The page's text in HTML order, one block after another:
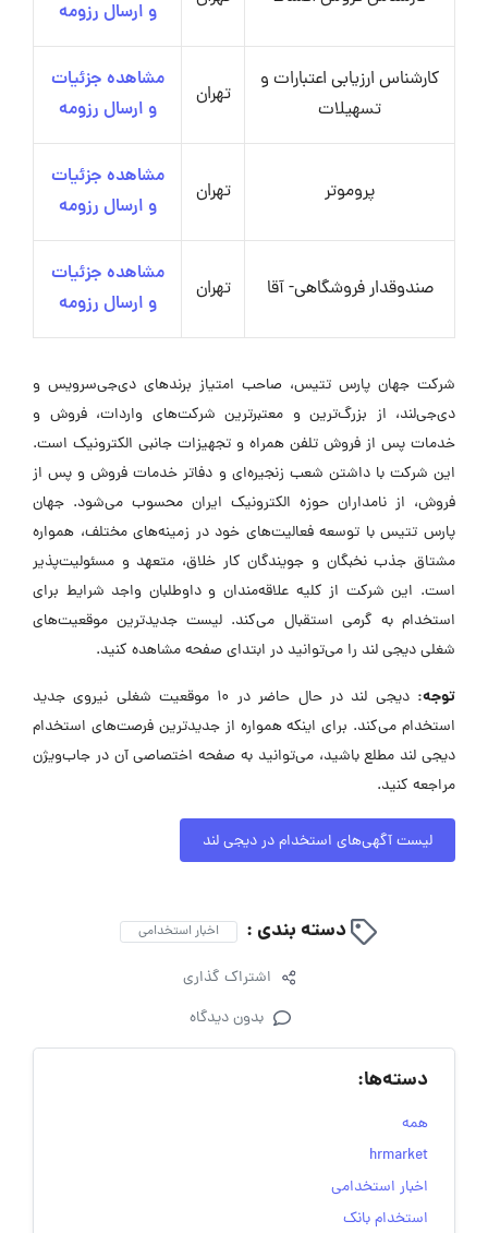
و ارسال رزومه
کارشناس ارزیابی اعتبارات و
تسهیلات
تهران
مشاهده جزئیات
و ارسال رزومه
پروموتر تهران
مشاهده جزئیات
و ارسال رزومه
صندوقدار فروشگاهی- آقا تهران
مشاهده جزئیات
و ارسال رزومه
شرکت جهان پارس تتیس، صاحب امتیاز برندهای دی‌جی‌سرویس و
دی‌جی‌لند، از بزرگ‌ترین و معتبرترین شرکت‌های واردات، فروش و
خدمات پس از فروش تلفن همراه و تجهیزات جانبی الکترونیک است.
این شرکت با داشتن شعب زنجیره‌ای و دفاتر خدمات فروش و پس از
فروش، از نامداران حوزه الکترونیک ایران محسوب می‌شود. جهان
پارس تتیس با توسعه فعالیت‌های خود در زمینه‌های مختلف، همواره
مشتاق جذب نخبگان و جویندگان کار خلاق، متعهد و مسئولیت‌پذیر
است. این شرکت از کلیه علاقه‌مندان و داوطلبان واجد شرایط برای
استخدام به گرمی استقبال می‌کند. لیست جدیدترین موقعیت‌های
شغلی دیجی لند را می‌توانید در ابتدای صفحه مشاهده کنید.
توجه:
دیجی لند در حال حاضر در ۱۰ موقعیت شغلی نیروی جدید
استخدام می‌کند. برای اینکه همواره از جدیدترین فرصت‌های استخدام
دیجی لند مطلع باشید، می‌توانید به صفحه اختصاصی آن در جاب‌ویژن
مراجعه کنید.
لیست آگهی‌های استخدام در دیجی لند
دسته بندی : اخبار استخدامی
اشتراک گذاری
بدون دیدگاه
دسته‌ها:
همه
hrmarket
اخبار استخدامی
استخدام بانک